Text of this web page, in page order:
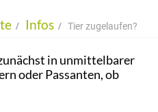
+
Infos Tier zugelaufen?
in unmittelbarer
oder Passanten, ob